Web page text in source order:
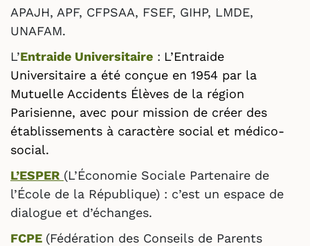
APAJH, APF, CFPSAA, FSEF, GIHP, LMDE,
UNAFAM.
L’Entraide Universitaire : L’Entraide
Universitaire a été conçue en 1954 par la
Mutuelle Accidents Élèves de la région
Parisienne, avec pour mission de créer des
établissements à caractère social et médico-
social.
L’ESPER (L’Économie Sociale Partenaire de
l’École de la République) : c’est un espace de
dialogue et d’échanges.
FCPE (Fédération des Conseils de Parents